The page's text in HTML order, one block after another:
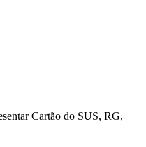
Cartão do SUS, RG,